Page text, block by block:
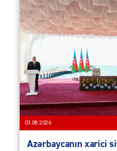
03.08.2026
Azərbaycanın xarici